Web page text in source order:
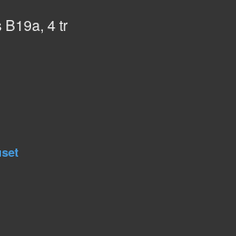
B19a, 4 tr